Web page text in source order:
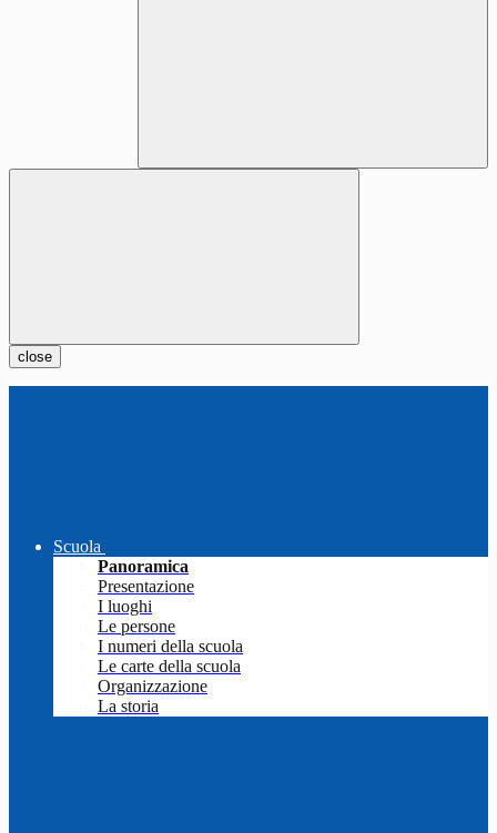
close
Scuola
Panoramica
Presentazione
I luoghi
Le persone
I numeri della scuola
Le carte della scuola
Organizzazione
La storia